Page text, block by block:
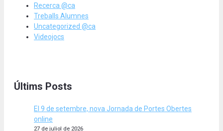
Recerca @ca
Treballs Alumnes
Uncategorized @ca
Videojocs
Últims Posts
El 9 de setembre, nova Jornada de Portes Obertes
online
27 de juliol de 2026